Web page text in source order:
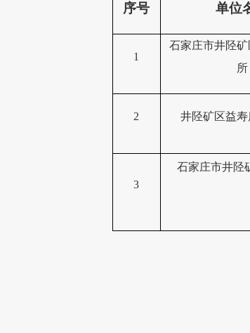
序号 单位
1
石家庄市井陉
所
2 井陉矿区益
3
石家庄市井陉